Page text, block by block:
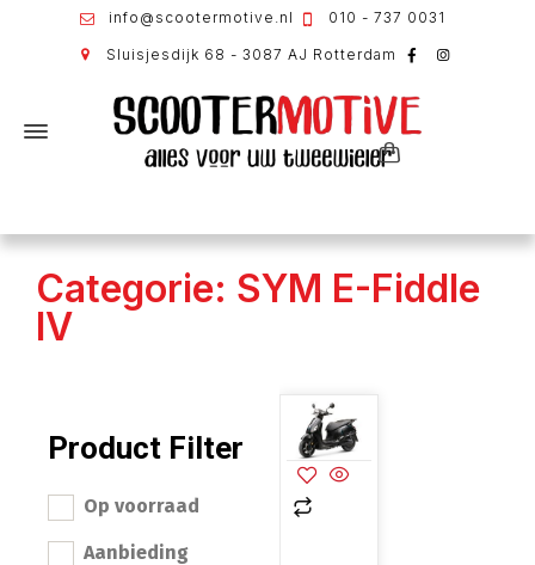
info@scootermotive.nl 010 - 737 0031
Sluisjesdijk 68 - 3087 AJ Rotterdam
Categorie: SYM E-Fiddle
IV
Product Filter
Op voorraad
Aanbieding